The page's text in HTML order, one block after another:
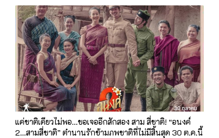
แค่ชาติเดียวไม่พอ...ขอเจออีกสักสอง สาม สี่ชาติ! “อนงค์
2...สามสี่ชาติ” ตำนานรักข้ามภพชาติที่ไม่มีสิ้นสุด 30 ต.ค.นี้